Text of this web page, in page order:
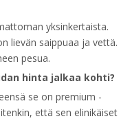
yksinkertaista.
lievän saippuaa ja vettä.
pesua.
hinta jalkaa kohti?
se on premium -
että sen elinikäiset